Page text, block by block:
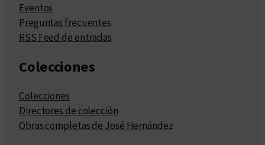
Eventos
Preguntas frecuentes
RSS Feed de entradas
Colecciones
Colecciones
Directores de colección
Obras completas de José Hernández